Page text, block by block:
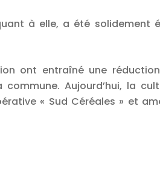
à elle, a été solidement
ont entraîné une
Aujourd’hui, la
« Sud Céréales » et